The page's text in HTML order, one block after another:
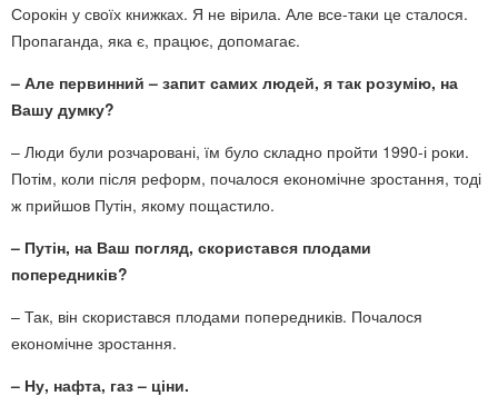
Сорокін у своїх книжках. Я не вірила. Але все-таки це сталося.
Пропаганда, яка є, працює, допомагає.
– Але первинний – запит самих людей, я так розумію, на
Вашу думку?
– Люди були розчаровані, їм було складно пройти 1990-і роки.
Потім, коли після реформ, почалося економічне зростання, тоді
ж прийшов Путін, якому пощастило.
– Путін, на Ваш погляд, скористався плодами
попередників?
– Так, він скористався плодами попередників. Почалося
економічне зростання.
– Ну, нафта, газ – ціни.